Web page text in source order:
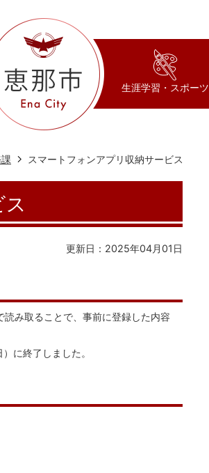
生涯学習・スポーツ
スマートフォンアプリ収納サービス
更新日：2025年04月01日
み取ることで、事前に登録した内容
に終了しました。